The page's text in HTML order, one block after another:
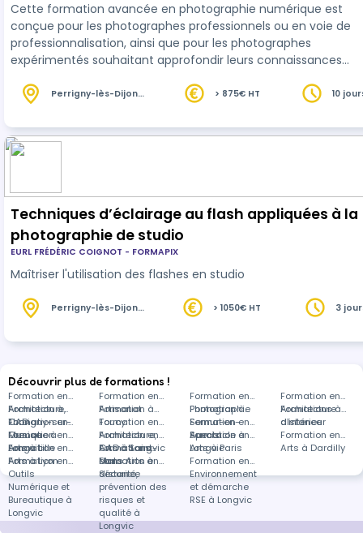
Cette formation avancée en photographie numérique est
conçue pour les photographes professionnels ou en voie de
professionnalisation, ainsi que pour les photographes
expérimentés souhaitant approfondir leurs connaissances
phénomènes physiques et numériques affectant la qualité
efficacement les outils de traitement et de développement,
et à corriger les défauts complexes. La form…
Perrigny-lès-Dijon
> 875€ HT 10
Techniques d’éclairage au flash appliquées à la
photographie de studio
EURL FRÉDÉRIC COIGNOT - FORMAPIX
Maîtriser l'utilisation des flashes en studio
Perrigny-lès-Dijon
> 1050€ HT 3
Découvrir plus de formations !
Formation en
Architecture,
CAD
Formation en
Artisanat
Formation en
Photographie
Formation en
Architecture
d'intérieur
Formation à
Thorigny-sur-
Oreuse
Formation à
Toucy
Formation à
Semur-en-
Auxois
Formations à
distance
Formation en
Musique à
Longvic
Formation en
Architecture,
CAD à Longvic
Formation en
Spectacle à
Longvic
Formation en
Arts à Lille
Formation en
Arts à Saint-
Malo
Formation en
Arts à Paris
Formation en
Arts à Dardilly
Formation en
Arts à Lyon
Formations
dans Arts à
distance
Formation en
Outils
Numérique et
Bureautique à
Longvic
Formation en
Sécurité,
prévention des
risques et
qualité à
Longvic
Formation en
Environnement
et démarche
RSE à Longvic